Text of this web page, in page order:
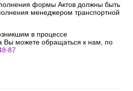
формы Актов должны быть
менеджером транспортной
в процессе
Вы можете обращаться к нам, по
87